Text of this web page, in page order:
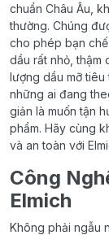
chuẩn Châu Âu,
thường. Chúng
cho phép bạn
dầu rất nhỏ, thậm
lượng dầu mỡ
những ai đang
giản là muốn tận
phẩm. Hãy cùng
và an toàn với
Công
Elmich
Không phải ngẫu